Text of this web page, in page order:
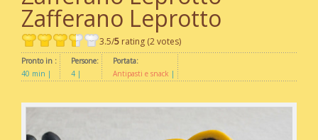
Zafferano Leprotto
3.5/5 rating (2 votes)
Pronto in :
40 min
Persone:
4
Portata:
Antipasti e snack